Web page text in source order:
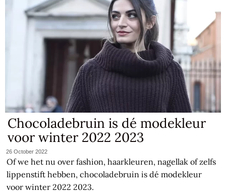
Chocoladebruin is dé modekleur
voor winter 2022 2023
26 October 2022
Of we het nu over fashion, haarkleuren, nagellak of zelfs
lippenstift hebben, chocoladebruin is dé modekleur
voor winter 2022 2023.